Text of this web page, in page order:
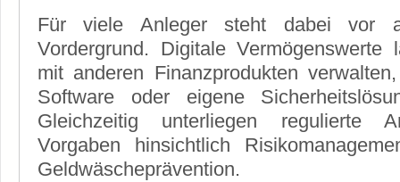
Für viele Anleger steht dabei vor
Vordergrund. Digitale Vermögenswerte
mit anderen Finanzprodukten
Software oder eigene
Gleichzeitig unterliegen regulierte
Vorgaben hinsichtlich
Geldwäscheprävention.